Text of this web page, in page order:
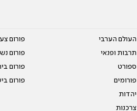
העולם הערבי
תרבות ופנאי
ספורט
פורומים
יהדות
צרכנות
פורום
פורום
פורום
פורום